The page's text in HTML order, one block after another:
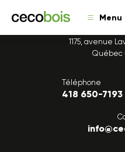
Menu
Single
1175, avenue
Québec
Téléphone
418 650-7193